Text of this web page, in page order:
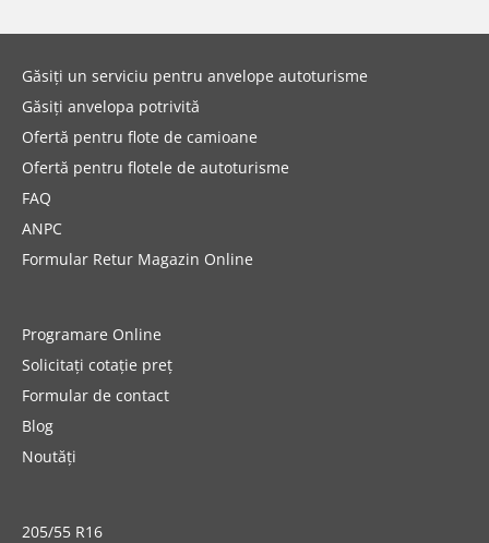
Găsiți un serviciu pentru anvelope autoturisme
Găsiți anvelopa potrivită
Ofertă pentru flote de camioane
Ofertă pentru flotele de autoturisme
FAQ
ANPC
Formular Retur Magazin Online
Programare Online
Solicitați cotație preț
Formular de contact
Blog
Noutăți
205/55 R16